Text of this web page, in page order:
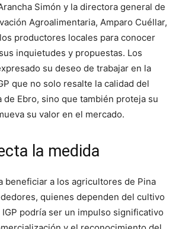
Simón y la directora general de
Agroalimentaria, Amparo Cuéllar,
productores locales para conocer
inquietudes y propuestas. Los
su deseo de trabajar en la
que no solo resalte la calidad del
de Ebro, sino que también proteja su
su valor en el mercado.
la medida
beneficiar a los agricultores de Pina
quienes dependen del cultivo
podría ser un impulso significativo